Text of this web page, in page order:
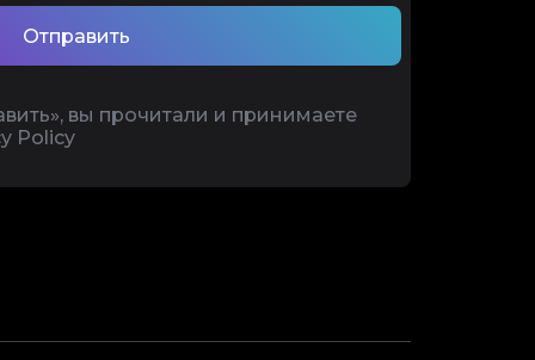
Отправить
вы прочитали и принимаете
Policy